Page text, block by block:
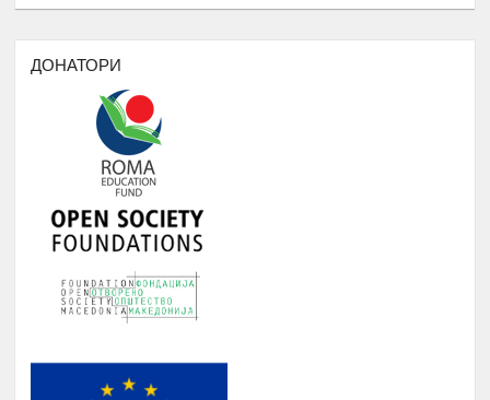
Период: 3 Месеци
Работни пракси во институции, НВО,
приватни фирми и компании
БИБЛИОТЕКА НА РОМАВЕРЗИТАС
Студенти и корисници на
Ромаверзитас. Набавка на нови книги
потребни за користење од страна на
студентите на Ромаверзитас
МЕСЕЧНИ СОСТАНОЦИ СО
СТУДЕНТИТЕ НА РОМАВЕРЗИТАС И
КВАРТАЛНИ СОСТАНОЦИ СО
СТУДЕНТИ И СРЕДНОШКОЛЦИ
КОРИСНИЦИ НА СТИПЕНДИЈА
НАДОГРАДБА НА ПЛАТФОРМА
Еромаверзитас И МОБИЛНА
ДОНАТОРИ